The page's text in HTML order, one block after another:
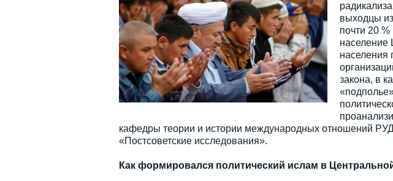
выходцы
почти 20
население
населения
закона, в
кафедры теории и истории международных отношений
«Постсоветские исследования».
Как формировался политический ислам в